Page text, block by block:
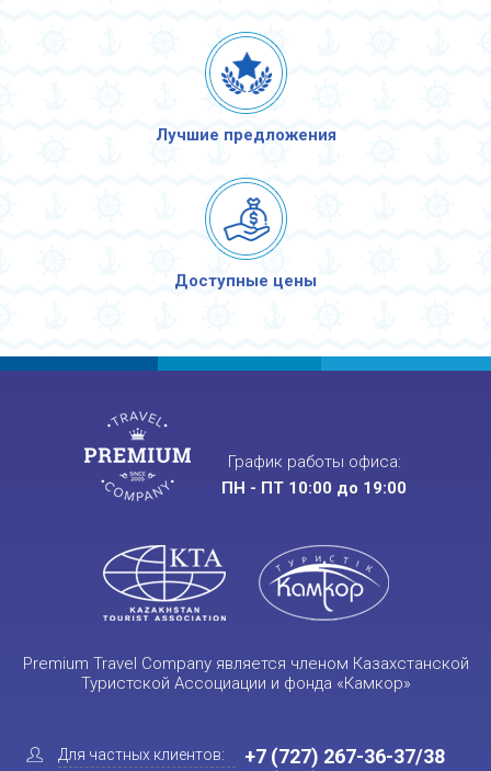
Лучшие предложения
Доступные цены
График работы офиса:
ПН - ПТ 10:00 до 19:00
Premium Travel Company является членом Казахстанской
Туристской Ассоциации и фонда «Камкор»
Для частных клиентов:
+7 (727) 267-36-37/38